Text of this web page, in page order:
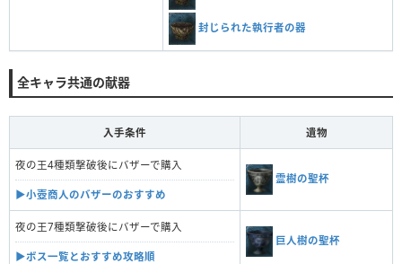
封じられた執行者の器
全キャラ共通の献器
入手条件 遺物
夜の王4種類撃破後にバザーで購入
▶︎小壺商人のバザーのおすすめ
霊樹の聖杯
夜の王7種類撃破後にバザーで購入
▶︎ボス一覧とおすすめ攻略順
巨人樹の聖杯